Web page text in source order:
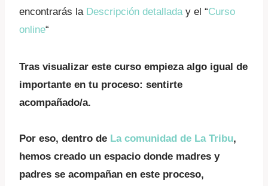
encontrarás la Descripción detalladay el “Curso
online“
Tras visualizar este curso empieza algo igual de
importante en tu proceso: sentirte
acompañado/a.
Por eso, dentro de La comunidad de La Tribu,
hemos creado un espacio donde madres y
padres se acompañan en este proceso,